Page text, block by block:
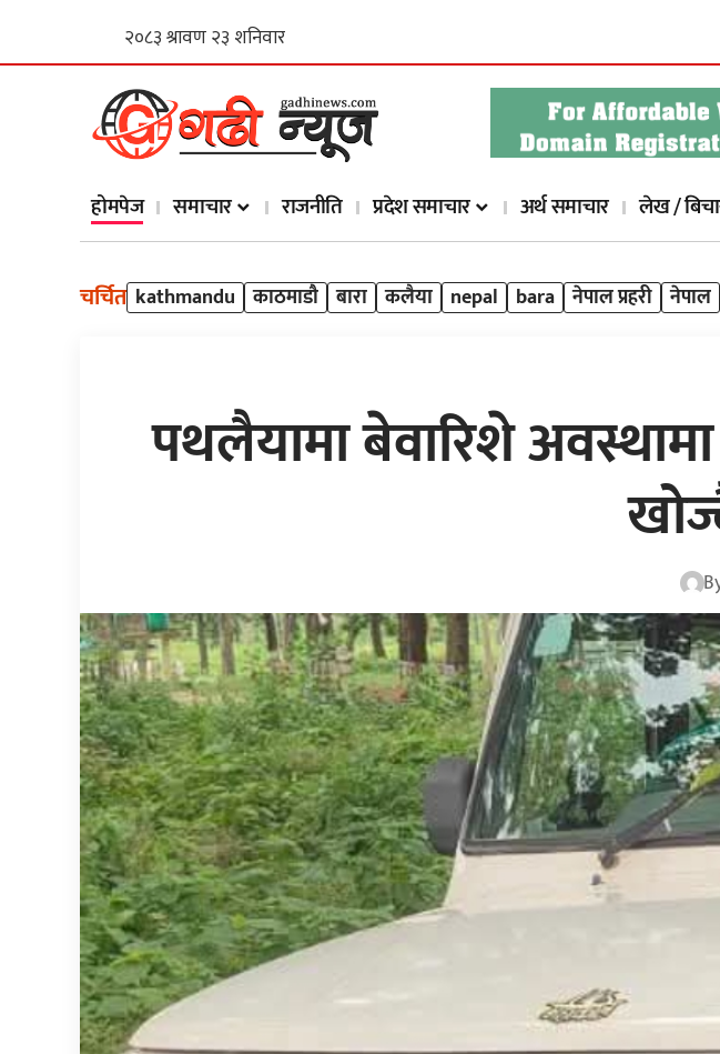
होमपेज समाचार राजनीति प्रदेश समाचार अर्थ समाचार लेख /
चर्चित kathmandu काठमाडौ बारा कलैया nepal bara नेपाल प्रहरी नेपाल
पथलैयामा बेवारिशे